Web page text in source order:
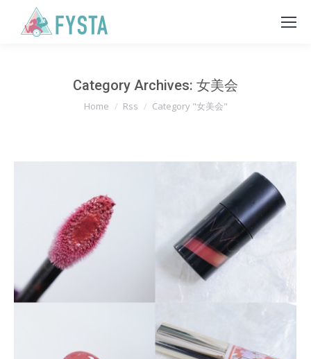
Category Archives: 女美会
You are here:
Home Rss Category "女美会"